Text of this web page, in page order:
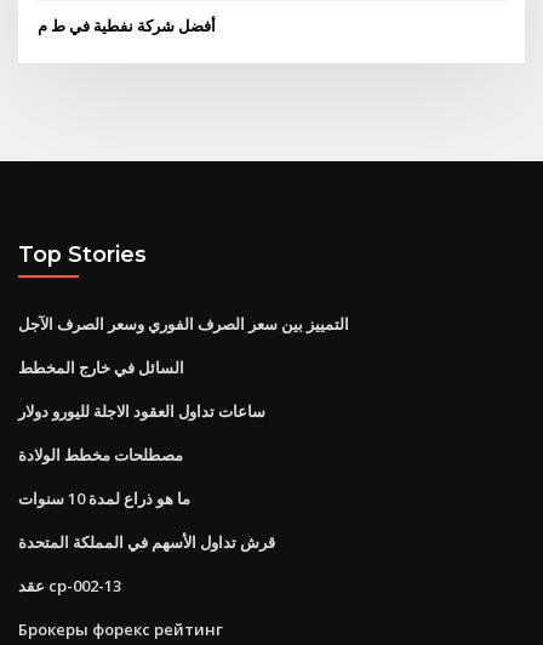
أفضل شركة نفطية في ط م
Top Stories
التمييز بين سعر الصرف الفوري وسعر الصرف الآجل
السائل في خارج المخطط
ساعات تداول العقود الاجلة لليورو دولار
مصطلحات مخطط الولادة
ما هو ذراع لمدة 10 سنوات
قرش تداول الأسهم في المملكة المتحدة
عقد cp-002-13
Брокеры форекс рейтинг